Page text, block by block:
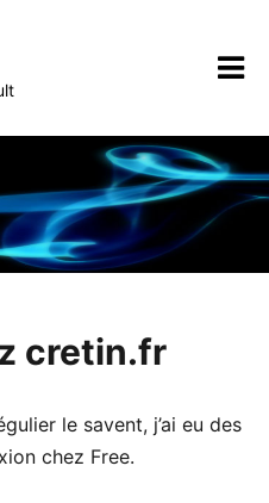
cretin.fr
le savent, j’ai eu des
chez Free.